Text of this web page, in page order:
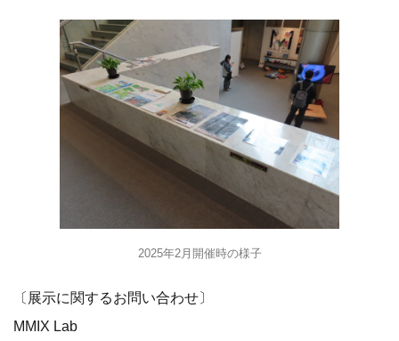
2025年2月開催時の様子
〔展示に関するお問い合わせ〕
MMIX Lab